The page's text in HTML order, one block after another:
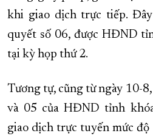
XÂY DỰNG KHÁNH HÒA TRỞ
ĐẠI HỘI ĐẢNG CÁC CẤP TRANG
khi giao dịch trực tiếp.
quyết số 06, được HĐND
tại kỳ họp thứ 2.
Tương tự, cũng từ ngày 10-
và 05 của HĐND tỉnh
giao dịch trực tuyến mức độ